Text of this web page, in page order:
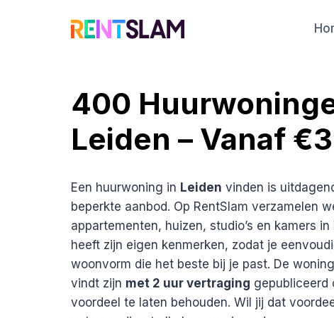
400
Leiden – Vanaf
Een huurwoning in Leiden vinden is
beperkte aanbod. Op RentSlam verzamelen
appartementen, huizen, studio’s en kamers in
heeft zijn eigen kenmerken, zodat je
woonvorm die het beste bij je past. De
vindt zijn met 2 uur vertraging gepubliceerd
voordeel te laten behouden. Wil jij dat